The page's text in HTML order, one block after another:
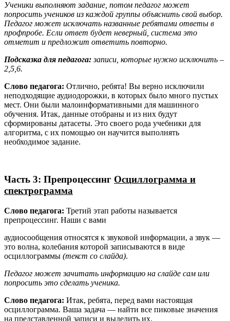
Ученики выполняют задание, потом педагог может
попросить учеников из каждой группы объяснить свой выбор.
Педагог может исключать названные ребятами ответы в
профпробе. Если ответ будет неверный, система это
отметит и предложит ответить повторно.
Подсказка для педагога:записи, которые нужно исключить –
2,5,6.
Слово педагога: Отлично, ребята! Вы верно исключили
неподходящие аудиодорожки, в которых было много пустых
мест. Они были малоинформативными для машинного
обучения. Итак, данные отобраны и из них будут
сформированы датасеты. Это своего рода учебники для
алгоритма, с их помощью он научится выполнять
необходимое задание.
Часть 3: Препроцессинг Осциллограмма и
спектрограмма
Слово педагога: Третий этап работы называется
препроцессинг. Наши с вами
аудиосообщения относятся к звуковой информации, а звук —
это волна, колебания которой записываются в виде
осциллограммы (текст со слайда).
Педагог может зачитать информацию на слайде сам или
попросить это сделать ученика.
Слово педагога: Итак, ребята, перед вами настоящая
осциллограмма. Ваша задача — найти все пиковые значения
на представленной записи и выделить их.